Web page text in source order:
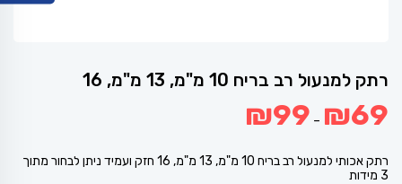
רתק למנעול רב בריח 10 מ"מ, 13 מ"מ, 16
₪69
–
₪99
רתק אכותי למנעול רב בריח 10 מ"מ, 13 מ"מ, 16 חזק ועמיד ניתן לבחור מתוך
3 מידות